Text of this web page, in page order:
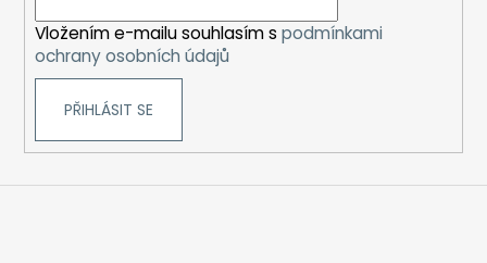
Vložením e-mailu souhlasím s podmínkami
ochrany osobních údajů
PŘIHLÁSIT SE